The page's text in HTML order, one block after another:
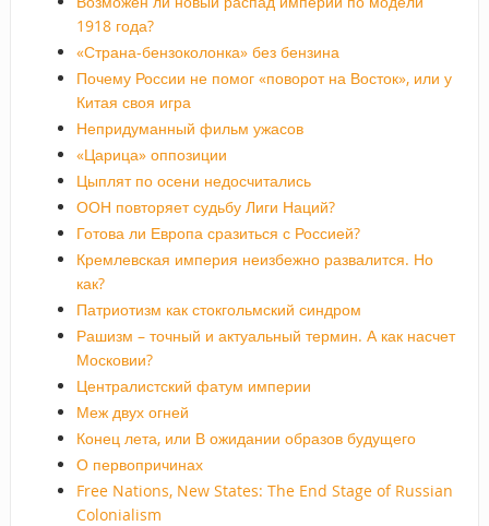
1918 года?
«Страна-бензоколонка» без бензина
Почему России не помог «поворот на Восток», или у
Китая своя игра
Непридуманный фильм ужасов
«Царица» оппозиции
Цыплят по осени недосчитались
ООН повторяет судьбу Лиги Наций?
Готова ли Европа сразиться с Россией?
Кремлевская империя неизбежно развалится. Но
как?
Патриотизм как стокгольмский синдром
Рашизм – точный и актуальный термин. А как насчет
Московии?
Централистский фатум империи
Меж двух огней
Конец лета, или В ожидании образов будущего
О первопричинах
Free Nations, New States: The End Stage of Russian
Colonialism